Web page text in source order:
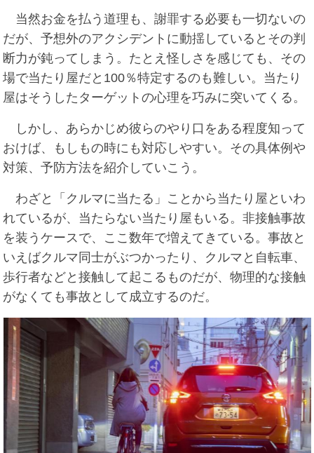
当然お金を払う道理も、謝罪する必要も一切ないの
だが、予想外のアクシデントに動揺しているとその判
断力が鈍ってしまう。たとえ怪しさを感じても、その
場で当たり屋だと100％特定するのも難しい。当たり
屋はそうしたターゲットの心理を巧みに突いてくる。
しかし、あらかじめ彼らのやり口をある程度知って
おけば、もしもの時にも対応しやすい。その具体例や
対策、予防方法を紹介していこう。
わざと「クルマに当たる」ことから当たり屋といわ
れているが、当たらない当たり屋もいる。非接触事故
を装うケースで、ここ数年で増えてきている。事故と
いえばクルマ同士がぶつかったり、クルマと自転車、
歩行者などと接触して起こるものだが、物理的な接触
がなくても事故として成立するのだ。